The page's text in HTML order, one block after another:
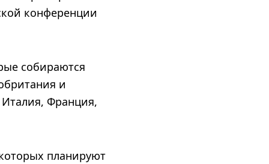
конференции
собираются
и
Франция,
планируют